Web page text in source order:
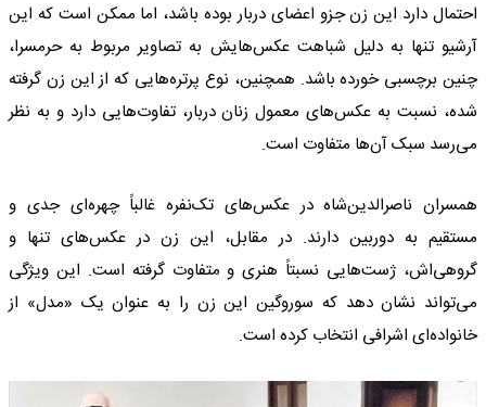
احتمال دارد این زن جزو اعضای دربار بوده باشد، اما ممکن است که این
آرشیو تنها به دلیل شباهت عکس‌هایش به تصاویر مربوط به حرمسرا،
چنین برچسبی خورده باشد. همچنین، نوع پرتره‌هایی که از این زن گرفته
شده، نسبت به عکس‌های معمول زنان دربار، تفاوت‌هایی دارد و به نظر
می‌رسد سبک آن‌ها متفاوت است.
همسران ناصرالدین‌شاه در عکس‌های تک‌نفره غالباً چهره‌ای جدی و
مستقیم به دوربین دارند. در مقابل، این زن در عکس‌های تنها و
گروهی‌اش، ژست‌هایی نسبتاً هنری و متفاوت گرفته است. این ویژگی
می‌تواند نشان دهد که سوروگین این زن را به عنوان یک «مدل» از
خانواده‌ای اشرافی انتخاب کرده است.